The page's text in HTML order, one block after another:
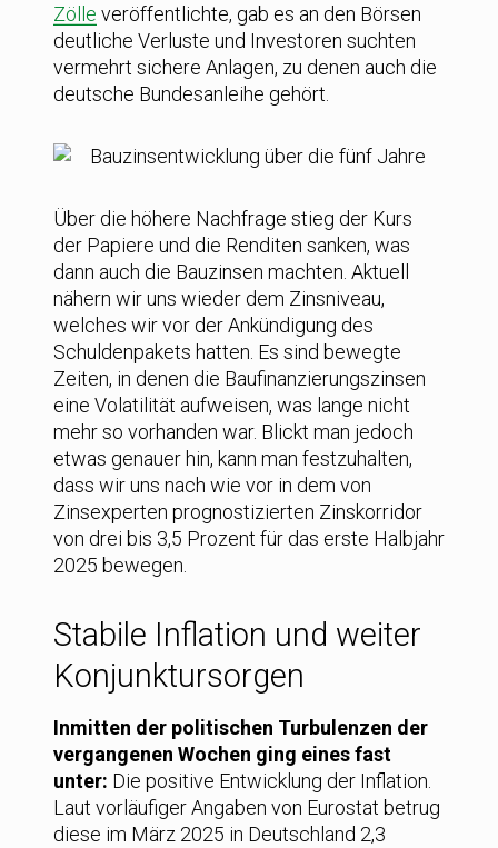
Zölle veröffentlichte, gab es an den Börsen
deutliche Verluste und Investoren suchten
vermehrt sichere Anlagen, zu denen auch die
deutsche Bundesanleihe gehört.
Über die höhere Nachfrage stieg der Kurs
der Papiere und die Renditen sanken, was
dann auch die Bauzinsen machten. Aktuell
nähern wir uns wieder dem Zinsniveau,
welches wir vor der Ankündigung des
Schuldenpakets hatten. Es sind bewegte
Zeiten, in denen die Baufinanzierungszinsen
eine Volatilität aufweisen, was lange nicht
mehr so vorhanden war. Blickt man jedoch
etwas genauer hin, kann man festzuhalten,
dass wir uns nach wie vor in dem von
Zinsexperten prognostizierten Zinskorridor
von drei bis 3,5 Prozent für das erste Halbjahr
2025 bewegen.
Stabile Inflation und weiter
Konjunktursorgen
Inmitten der politischen Turbulenzen der
vergangenen Wochen ging eines fast
unter: Die positive Entwicklung der Inflation.
Laut vorläufiger Angaben von Eurostat betrug
diese im März 2025 in Deutschland 2,3